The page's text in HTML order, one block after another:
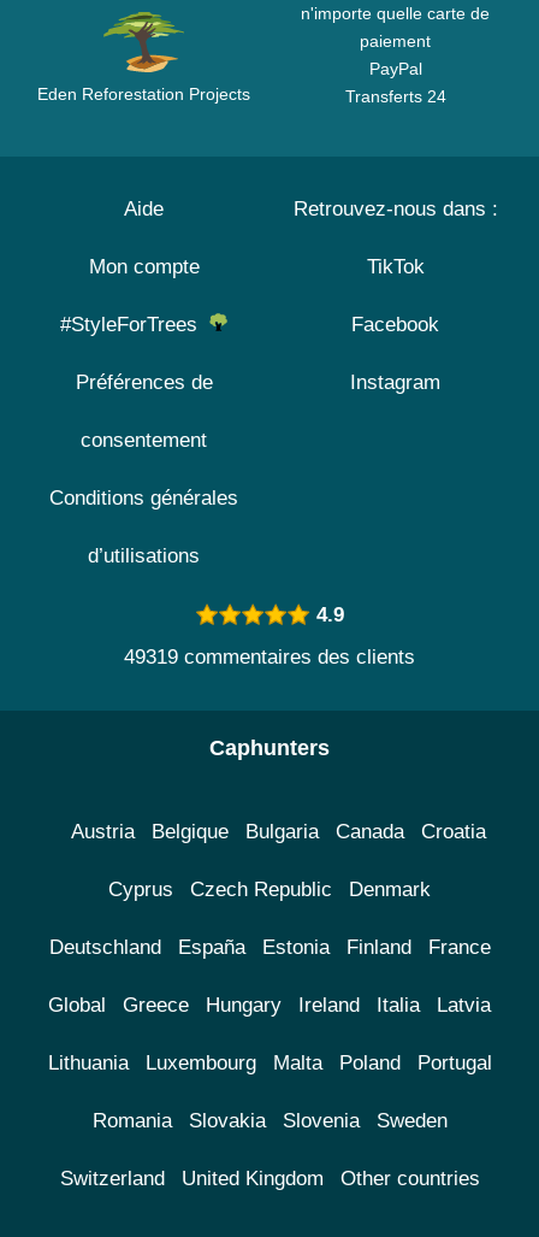
Eden Reforestation Projects
n'importe quelle carte de
paiement
PayPal
Transferts 24
Aide
Mon compte
#StyleForTrees
Préférences de
consentement
Conditions générales
d’utilisations
Retrouvez-nous dans :
TikTok
Facebook
Instagram
4.9
49319 commentaires des clients
Caphunters
Austria Belgique Bulgaria Canada Croatia
Cyprus Czech Republic Denmark
Deutschland España Estonia Finland France
Global Greece Hungary Ireland Italia Latvia
Lithuania Luxembourg Malta Poland Portugal
Romania Slovakia Slovenia Sweden
Switzerland United Kingdom Other countries